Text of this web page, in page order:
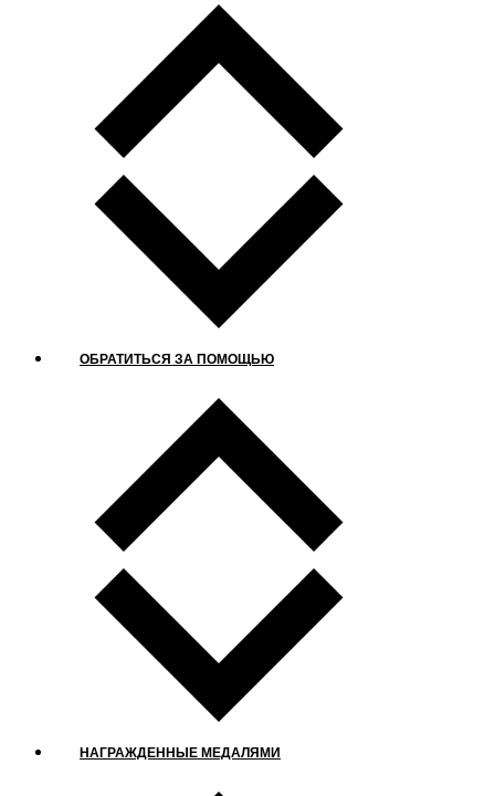
ОБРАТИТЬСЯ ЗА ПОМОЩЬЮ
НАГРАЖДЕННЫЕ МЕДАЛЯМИ